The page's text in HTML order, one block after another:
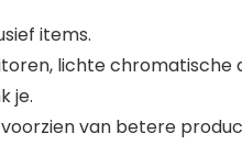
items.
lichte
je.
van betere